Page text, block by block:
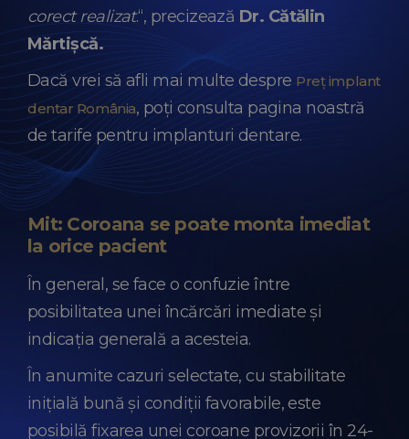
corect realizat.“, precizează Dr. Cătălin
Mărtișcă.
Dacă vrei să afli mai multe despre Preț implant
dentar România, poți consulta pagina noastră
de tarife pentru implanturi dentare.
Mit: Coroana se poate monta imediat
la orice pacient
În general, se face o confuzie între
posibilitatea unei încărcări imediate și
indicația generală a acesteia.
În anumite cazuri selectate, cu stabilitate
inițială bună și condiții favorabile, este
posibilă fixarea unei coroane provizorii în 24-